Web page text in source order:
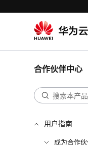
合作伙伴中心
用户指南
成为合作